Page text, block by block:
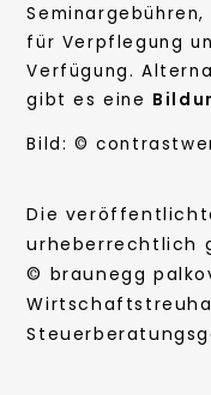
für Verpflegung
Verfügung.
gibt es eine
Bild: ©
Die
urheberrechtlich
© braunegg